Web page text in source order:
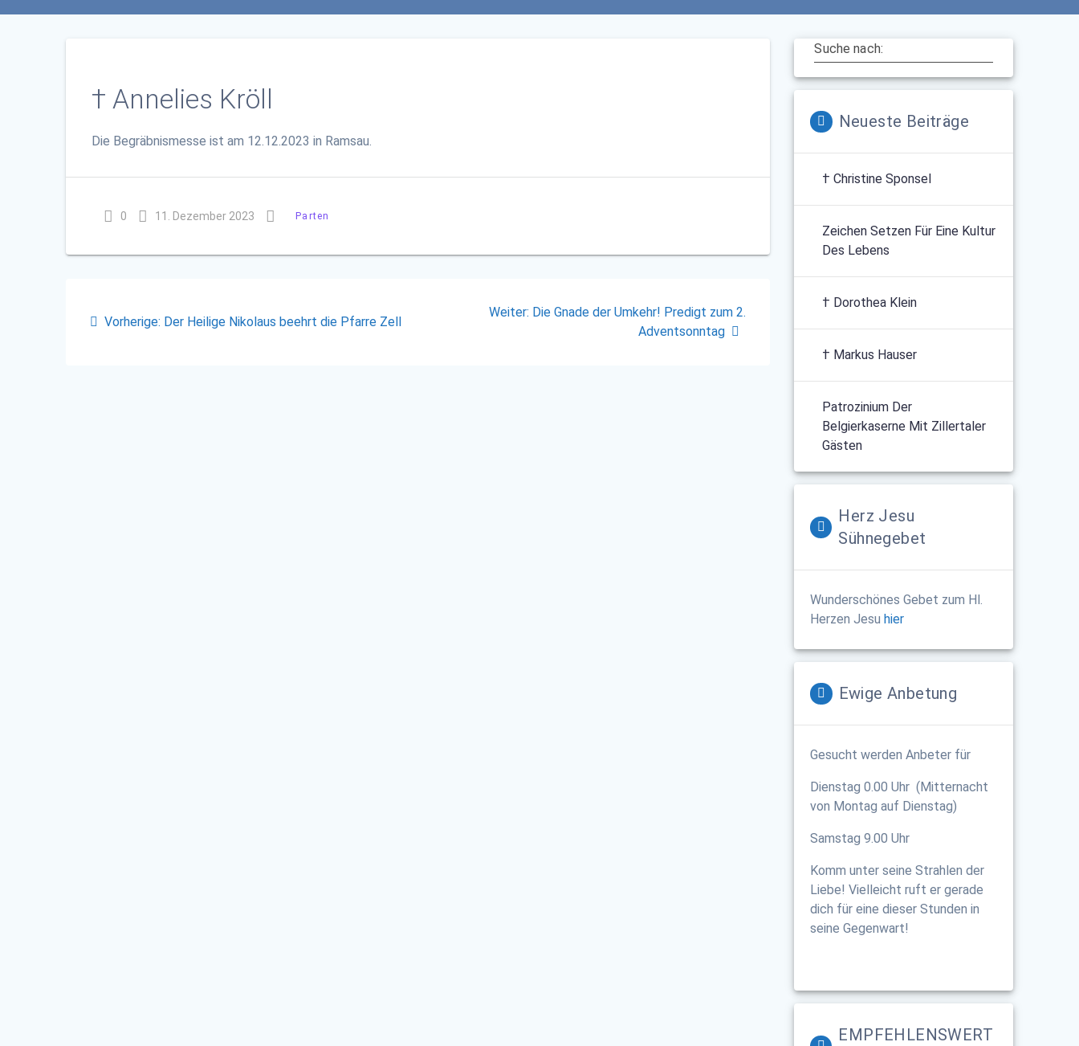
† Annelies Kröll
Die Begräbnismesse istam 12.12.2023 in Ramsau.
0 11. Dezember 2023 Parten
Vorherige: Vorheriger
Der Heilige Nikolaus beehrt die Pfarre Zell
Weiter: Nächster
Die Gnade der Umkehr! Predigt zum 2.
Adventsonntag
Suche nach:
Neueste Beiträge
† Christine Sponsel
Zeichen Setzen Für Eine Kultur
Des Lebens
† Dorothea Klein
† Markus Hauser
Patrozinium Der
Belgierkaserne Mit Zillertaler
Gästen
Herz Jesu
Sühnegebet
Wunderschönes Gebet zum Hl.
Herzen Jesu hier
Ewige Anbetung
Gesucht werden Anbeter für
Dienstag 0.00 Uhr (Mitternacht
von Montag auf Dienstag)
Samstag 9.00 Uhr
Komm unter seine Strahlen der
Liebe! Vielleicht ruft er gerade
dich für eine dieser Stunden in
seine Gegenwart!
EMPFEHLENSWERT